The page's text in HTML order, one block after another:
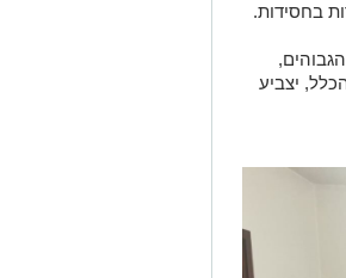
בחסידות.
יצביע